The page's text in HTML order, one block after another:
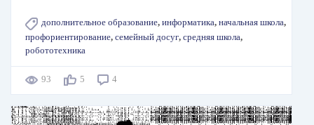
дополнительное образование, информатика, начальная школа,
профориентирование, семейный досуг, средняя школа,
робототехника
93 5 4